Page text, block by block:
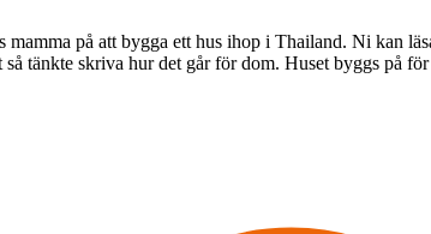
mamma på att bygga ett hus ihop i Thailand. Ni kan
tänkte skriva hur det går för dom. Huset byggs på